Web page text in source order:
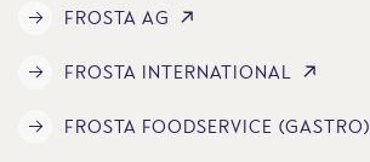
FROSTA AG
FROSTA INTERNATIONAL
FROSTA FOODSERVICE (GASTRO)